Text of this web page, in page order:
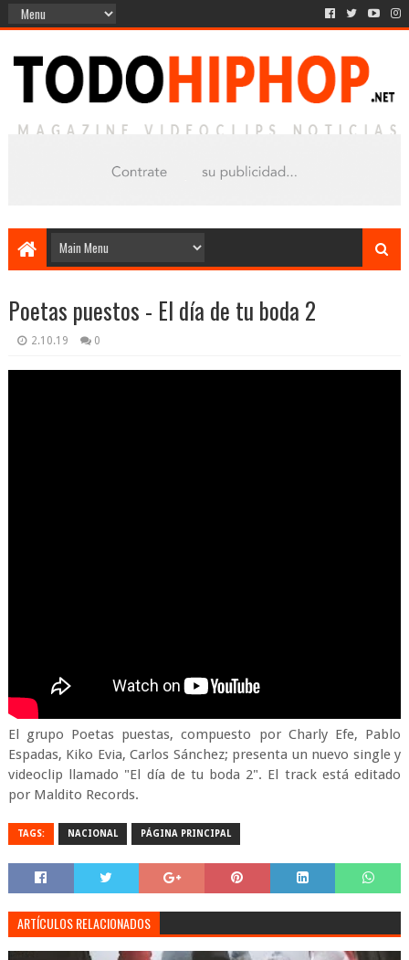
Poetas puestos - El día de tu boda 2
2.10.19 0
El grupo Poetas puestas, compuesto por Charly Efe, Pablo
Espadas, Kiko Evia, Carlos Sánchez; presenta un nuevo single y
videoclip llamado "El día de tu boda 2". El track está editado
por Maldito Records.
TAGS: NACIONAL PÁGINA PRINCIPAL
ARTÍCULOS RELACIONADOS